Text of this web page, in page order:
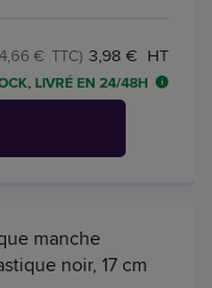
3,98 € HT
€ TTC)
LIVRÉ EN 24/48H
manche
noir, 17 cm